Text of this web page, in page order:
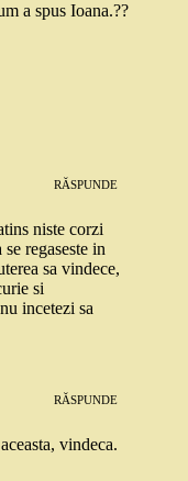
a spus Ioana.??
RĂSPUNDE
niste corzi
regaseste in
sa vindece,
si
incetezi sa
RĂSPUNDE
vindeca.